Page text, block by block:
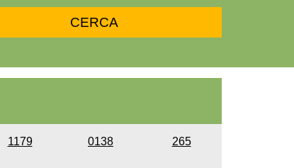
1179 0138 265